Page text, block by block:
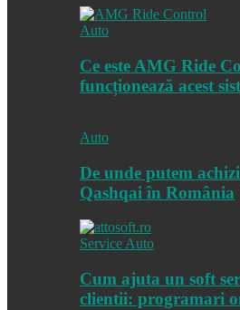
Auto
Ce este AMG Ride
funcționează acest
Auto
De unde putem
Qashqai în România
Service Auto
Cum ajuta un soft
clientii: programari